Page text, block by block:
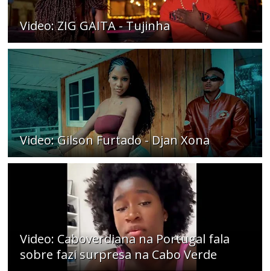
Video: ZIG GAITA - Tujinha
Video: Gilson Furtado - Djan Xona
Video: Caboverdiana na Portugal fala
sobre fazi surpresa na Cabo Verde